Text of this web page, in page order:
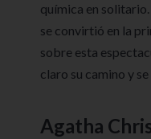
química en solitario.
se convirtió en la
sobre esta
claro su camino y
Agatha